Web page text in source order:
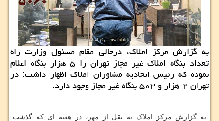
به گزارش مرکز املاک، درحالی مقام مسئول وزارت راه
تعداد بنگاه املاک غیر مجاز تهران را ۵ هزار بنگاه اعلام
نموده که رئیس اتحادیه مشاوران املاک اظهار داشت: در
تهران ۲ هزار و ۵۰۳ بنگاه غیر مجاز وجود دارد.
به گزارش مرکز املاک به نقل از مهر، در هفته ای که گذشت